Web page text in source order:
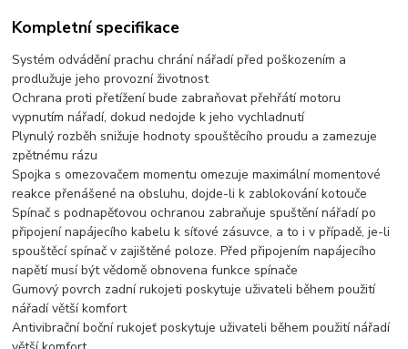
Kompletní specifikace
Systém odvádění prachu chrání nářadí před poškozením a
prodlužuje jeho provozní životnost
Ochrana proti přetížení bude zabraňovat přehřátí motoru
vypnutím nářadí, dokud nedojde k jeho vychladnutí
Plynulý rozběh snižuje hodnoty spouštěcího proudu a zamezuje
zpětnému rázu
Spojka s omezovačem momentu omezuje maximální momentové
reakce přenášené na obsluhu, dojde-li k zablokování kotouče
Spínač s podnapěťovou ochranou zabraňuje spuštění nářadí po
připojení napájecího kabelu k síťové zásuvce, a to i v případě, je-li
spouštěcí spínač v zajištěné poloze. Před připojením napájecího
napětí musí být vědomě obnovena funkce spínače
Gumový povrch zadní rukojeti poskytuje uživateli během použití
nářadí větší komfort
Antivibrační boční rukojeť poskytuje uživateli během použití nářadí